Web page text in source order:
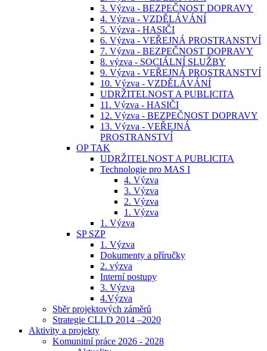
3. Výzva - BEZPEČNOST DOPRAVY
4. Výzva - VZDĚLÁVÁNÍ
5. Výzva - HASIČI
6. Výzva - VEŘEJNÁ PROSTRANSTVÍ
7. Výzva - BEZPEČNOST DOPRAVY
8. výzva - SOCIÁLNÍ SLUŽBY
9. Výzva - VEŘEJNÁ PROSTRANSTVÍ
10. Výzva - VZDĚLÁVÁNÍ
UDRŽITELNOST A PUBLICITA
11. Výzva - HASIČI
12. Výzva - BEZPEČNOST DOPRAVY
13. Výzva - VEŘEJNÁ
PROSTRANSTVÍ
OP TAK
UDRŽITELNOST A PUBLICITA
Technologie pro MAS I
4. Výzva
3. Výzva
2. Výzva
1. Výzva
1. Výzva
SP SZP
1. Výzva
Dokumenty a příručky
2. výzva
Interní postupy
3. Výzva
4.Výzva
Sběr projektových záměrů
Strategie CLLD 2014 –2020
Aktivity a projekty
Komunitní práce 2026 - 2028